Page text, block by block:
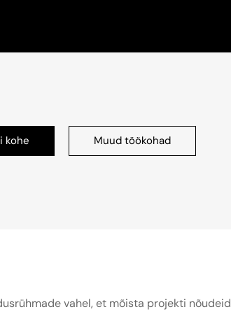
kohe Muud töökohad
vahel, et mõista projekti nõudeid